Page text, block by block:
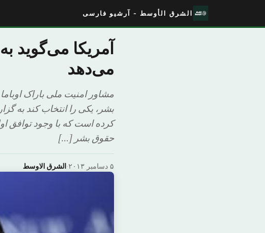
الشرق الأوسط - آرشیو فارسی
آمریکا می‌گوید
می‌دهد
مشاور امنیت ملی باراک
بشر، یکی را انتخاب کند به
کرده است که با وجود توافق
حقوق بشر […]
الشرق الاوسط· ۵ دسامبر ۲۰۱۳